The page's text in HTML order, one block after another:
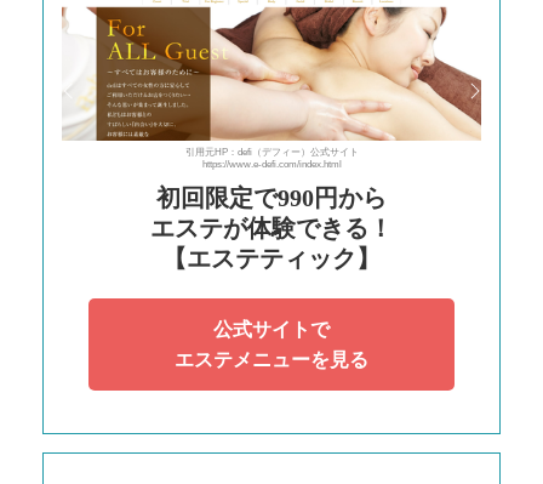
引用元HP：defi（デフィー）公式サイト
https://www.e-defi.com/index.html
初回限定で990円から
エステが体験できる！
【エステティック】
公式サイトで
エステメニューを見る